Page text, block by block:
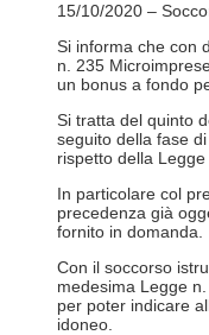
15/10/2020 –
Si informa che con
n. 235
un bonus a fondo
Si tratta del quinto
seguito della fase di
rispetto della
In particolare col
precedenza già
fornito in domanda.
Con il soccorso
medesima Legge
per poter indicare
idoneo.